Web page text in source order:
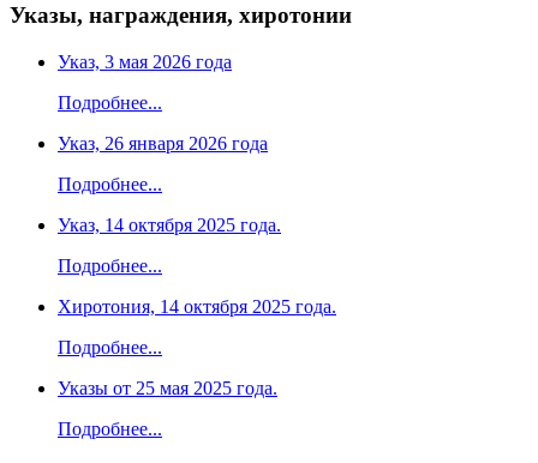
Указы, награждения, хиротонии
Указ, 3 мая 2026 года
Подробнее...
Указ, 26 января 2026 года
Подробнее...
Указ, 14 октября 2025 года.
Подробнее...
Хиротония, 14 октября 2025 года.
Подробнее...
Указы от 25 мая 2025 года.
Подробнее...